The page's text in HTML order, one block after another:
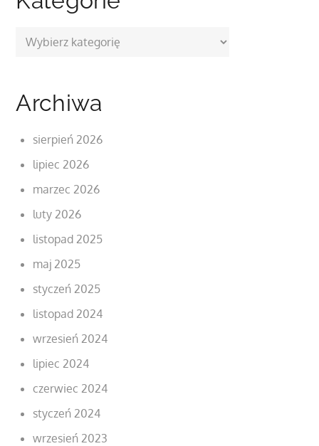
Kategorie
Archiwa
sierpień 2026
lipiec 2026
marzec 2026
luty 2026
listopad 2025
maj 2025
styczeń 2025
listopad 2024
wrzesień 2024
lipiec 2024
czerwiec 2024
styczeń 2024
wrzesień 2023